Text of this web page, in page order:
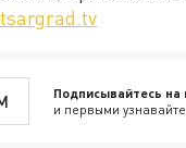
Подписывайтесь
и первыми